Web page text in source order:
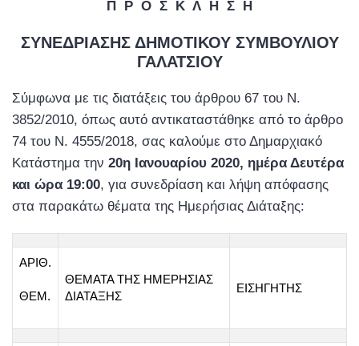
Π Ρ Ο Σ Κ Λ Η Σ Η
ΣΥΝΕΔΡΙΑΣΗΣ ΔΗΜΟΤΙΚΟΥ ΣΥΜΒΟΥΛΙΟΥ
ΓΑΛΑΤΣΙΟΥ
Σύμφωνα με τις διατάξεις του άρθρου 67 του Ν.
3852/2010, όπως αυτό αντικαταστάθηκε από το άρθρο
74 του Ν. 4555/2018, σας καλούμε στο Δημαρχιακό
Κατάστημα την 20η Ιανουαρίου 2020, ημέρα Δευτέρα
και ώρα 19:00, για συνεδρίαση και λήψη απόφασης
στα παρακάτω θέματα της Ημερήσιας Διάταξης:
ΑΡΙΘ.
ΘΕΜ.
ΘΕΜΑΤΑ ΤΗΣ ΗΜΕΡΗΣΙΑΣ
ΔΙΑΤΑΞΗΣ
ΕΙΣΗΓΗΤΗΣ